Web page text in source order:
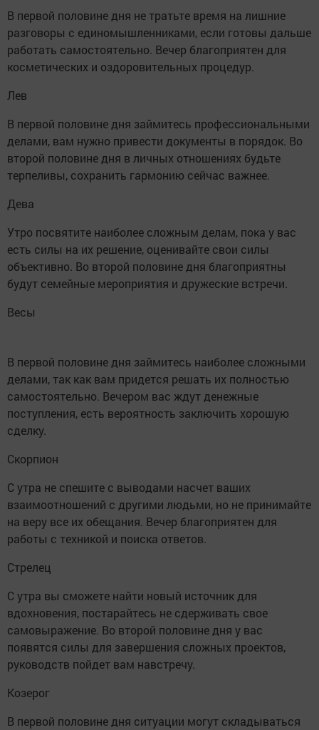
В первой половине дня не тратьте время на лишние
разговоры с единомышленниками, если готовы дальше
работать самостоятельно. Вечер благоприятен для
косметических и оздоровительных процедур.
Лев
В первой половине дня займитесь профессиональными
делами, вам нужно привести документы в порядок. Во
второй половине дня в личных отношениях будьте
терпеливы, сохранить гармонию сейчас важнее.
Дева
Утро посвятите наиболее сложным делам, пока у вас
есть силы на их решение, оценивайте свои силы
объективно. Во второй половине дня благоприятны
будут семейные мероприятия и дружеские встречи.
Весы
В первой половине дня займитесь наиболее сложными
делами, так как вам придется решать их полностью
самостоятельно. Вечером вас ждут денежные
поступления, есть вероятность заключить хорошую
сделку.
Скорпион
С утра не спешите с выводами насчет ваших
взаимоотношений с другими людьми, но не принимайте
на веру все их обещания. Вечер благоприятен для
работы с техникой и поиска ответов.
Стрелец
С утра вы сможете найти новый источник для
вдохновения, постарайтесь не сдерживать свое
самовыражение. Во второй половине дня у вас
появятся силы для завершения сложных проектов,
руководств пойдет вам навстречу.
Козерог
В первой половине дня ситуации могут складываться